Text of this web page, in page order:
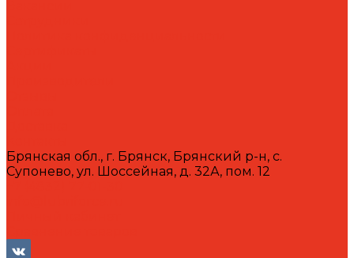
Брянская обл., г. Брянск, Брянский р-н, с.
Супонево, ул. Шоссейная, д. 32А, пом. 12